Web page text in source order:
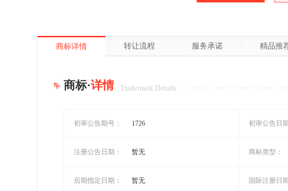
商标详情 转让流程 服务承诺 精品推
商标·详情 Trademark Details
初审公告期号： 1726 初审公告日
注册公告日期： 暂无 商标类型：
后期指定日期： 暂无 国际注册日